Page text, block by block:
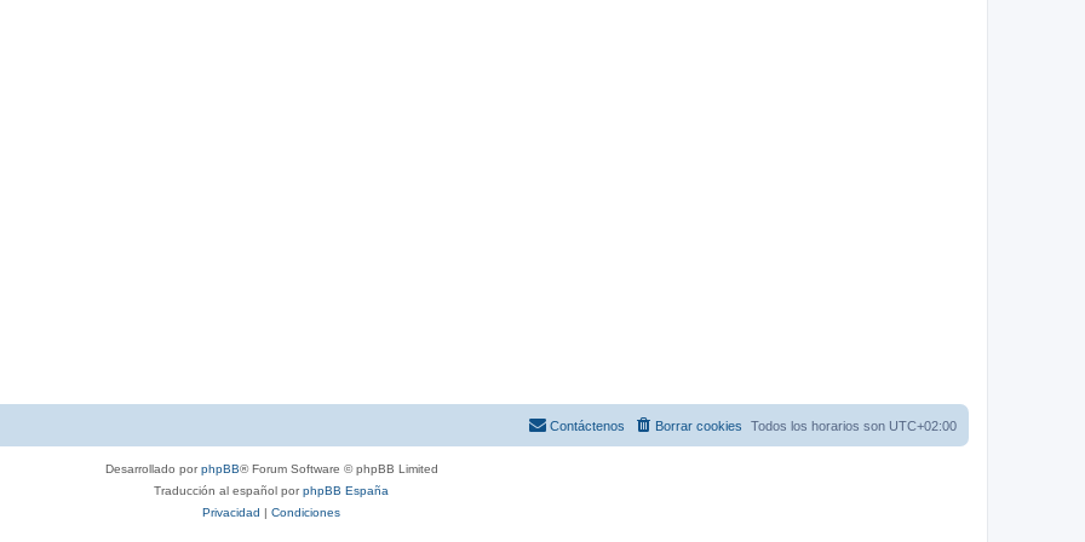
Todos los horarios son UTC+02:00
Borrar cookies
Contáctenos
Desarrollado porphpBB® Forum Software © phpBB Limited
Traducción al español porphpBB España
Privacidad | Condiciones